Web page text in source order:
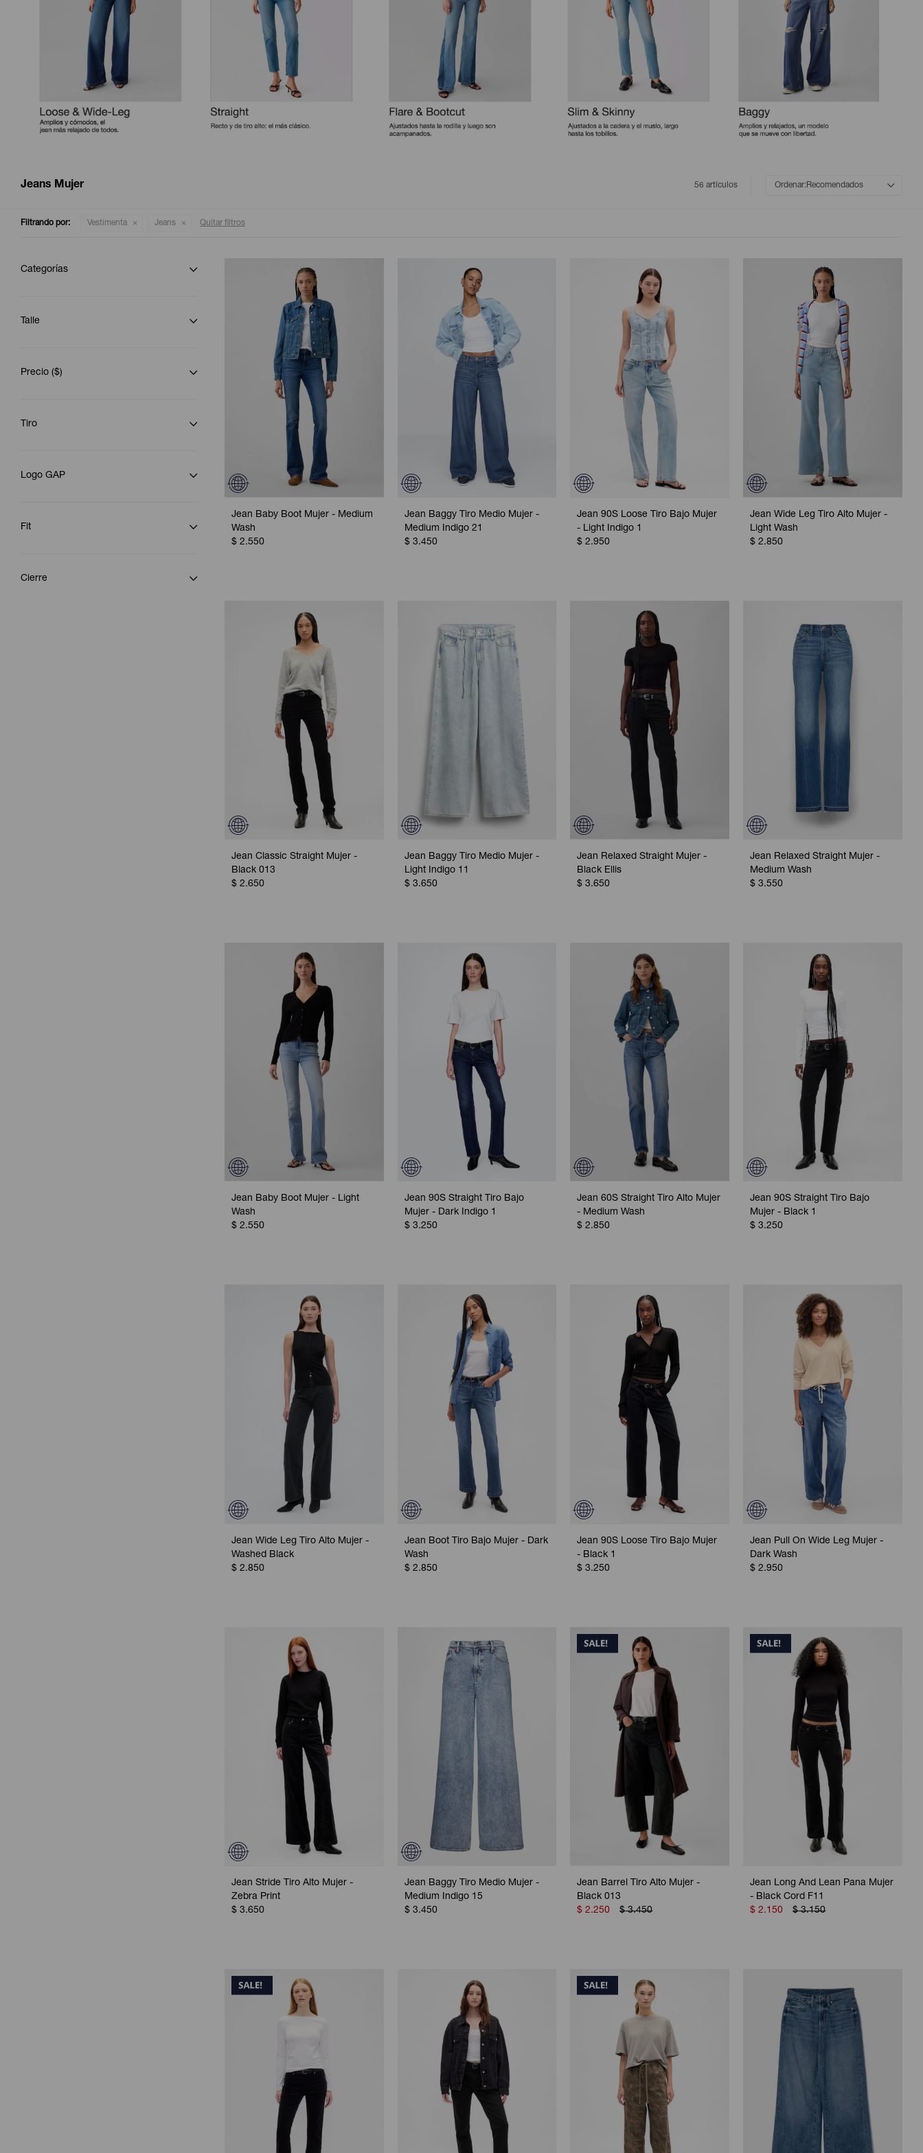
Jeans Mujer 56 artículos Recomendados
Filtrando por: Vestimenta Jeans Quitar filtros
Jean Baby Boot Mujer - Medium
Wash
$ 2.550
Jean Baggy Tiro Medio Mujer -
Medium Indigo 21
$ 3.450
Jean 90S Loose Tiro Bajo Mujer
- Light Indigo 1
$ 2.950
Jean Wide Leg Tiro Alto Mujer -
Light Wash
$ 2.850
Jean Classic Straight Mujer -
Black 013
$ 2.650
Jean Baggy Tiro Medio Mujer -
Light Indigo 11
$ 3.650
Jean Relaxed Straight Mujer -
Black Ellis
$ 3.650
Jean Relaxed Straight Mujer -
Medium Wash
$ 3.550
Jean Baby Boot Mujer - Light
Wash
$ 2.550
Jean 90S Straight Tiro Bajo
Mujer - Dark Indigo 1
$ 3.250
Jean 60S Straight Tiro Alto Mujer
- Medium Wash
$ 2.850
Jean 90S Straight Tiro Bajo
Mujer - Black 1
$ 3.250
Jean Wide Leg Tiro Alto Mujer -
Washed Black
$ 2.850
Jean Boot Tiro Bajo Mujer - Dark
Wash
$ 2.850
Jean 90S Loose Tiro Bajo Mujer
- Black 1
$ 3.250
Jean Pull On Wide Leg Mujer -
Dark Wash
$ 2.950
Jean Stride Tiro Alto Mujer -
Zebra Print
$ 3.650
Jean Baggy Tiro Medio Mujer -
Medium Indigo 15
$ 3.450
Jean Barrel Tiro Alto Mujer -
Black 013
$ 2.250 $ 3.450
Jean Long And Lean Pana Mujer
- Black Cord F11
$ 2.150 $ 3.150
Categorías
Talle
Precio ($)
Tiro
Logo GAP
Fit
Cierre